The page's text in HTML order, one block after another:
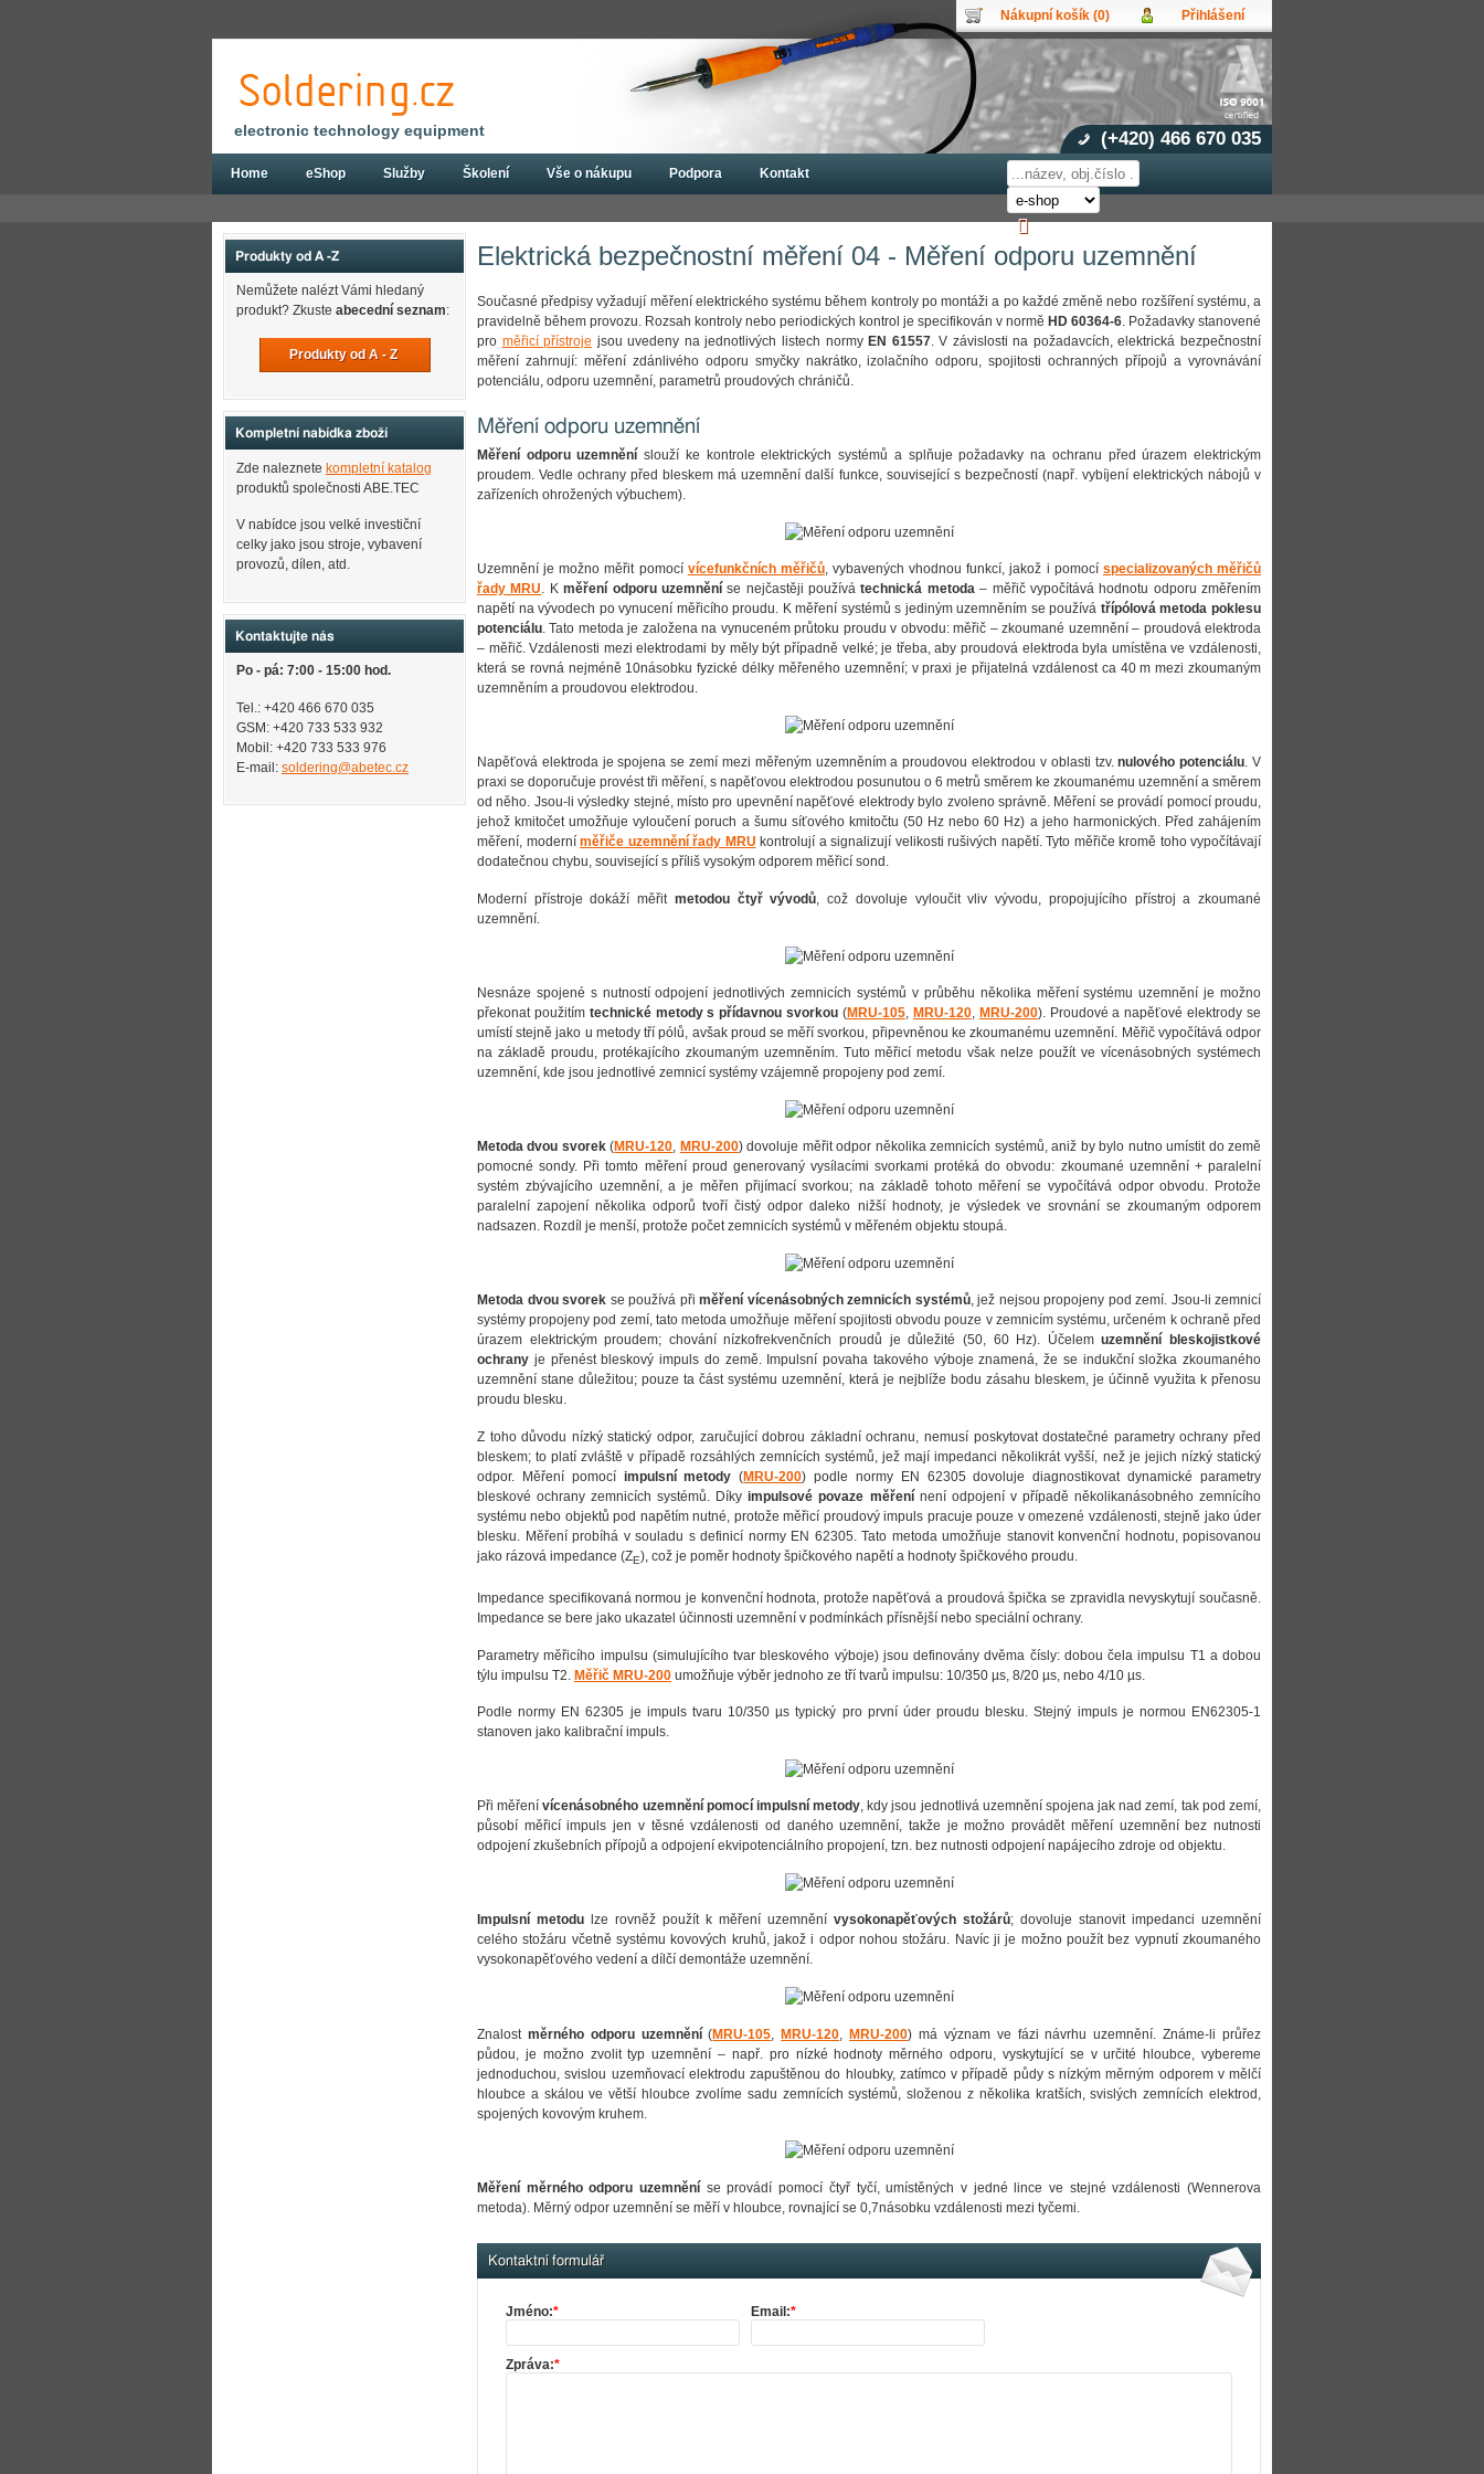
Elektrická bezpečnostní měření 04 - Měření odporu uzemnění
Současné předpisy vyžadují měření elektrického systému během kontroly po montáži a po každé změně nebo rozšíření systému, a
pravidelně během provozu. Rozsah kontroly nebo periodických kontrol je specifikován v normě HD 60364-6 . Požadavky stanovené
pro měřicí přístroje jsou uvedeny na jednotlivých listech normyEN 61557. V závislosti na požadavcích, elektrická bezpečnostní
měření zahrnují: měření zdánlivého odporu smyčky nakrátko, izolačního odporu, spojitosti ochranných přípojů a vyrovnávání
potenciálu, odporu uzemnění, parametrů proudových chráničů.
Měření odporu uzemnění
Měření odporu uzemnění slouží ke kontrole elektrických systémů a splňuje požadavky na ochranu před úrazem elektrickým
proudem. Vedle ochrany před bleskem má uzemnění další funkce, související s bezpečností (např. vybíjení elektrických nábojů v
zařízeních ohrožených výbuchem).
Uzemnění je možno měřit pomocí vícefunkčních měřičů, vybavených vhodnou funkcí, jakož i pomocí specializovaných měřičů
řady MRU. Kměření odporu uzemněníse nejčastěji používátechnická metoda– měřič vypočítává hodnotu odporu změřením
napětí na vývodech po vynucení měřicího proudu. K měření systémů s jediným uzemněním se používá třípólová metoda poklesu
potenciálu. Tato metoda je založena na vynuceném průtoku proudu v obvodu: měřič – zkoumané uzemnění – proudová elektroda
– měřič. Vzdálenosti mezi elektrodami by měly být případně velké; je třeba, aby proudová elektroda byla umístěna ve vzdálenosti,
která se rovná nejméně 10násobku fyzické délky měřeného uzemnění; v praxi je přijatelná vzdálenost ca 40 m mezi zkoumaným
uzemněním a proudovou elektrodou.
Napěťová elektroda je spojena se zemí mezi měřeným uzemněním a proudovou elektrodou v oblasti tzv.nulového potenciálu. V
praxi se doporučuje provést tři měření, s napěťovou elektrodou posunutou o 6 metrů směrem ke zkoumanému uzemnění a směrem
od něho. Jsou-li výsledky stejné, místo pro upevnění napěťové elektrody bylo zvoleno správně. Měření se provádí pomocí proudu,
jehož kmitočet umožňuje vyloučení poruch a šumu síťového kmitočtu (50 Hz nebo 60 Hz) a jeho harmonických. Před zahájením
měření, moderní měřiče uzemnění řady MRU kontrolují a signalizují velikosti rušivých napětí. Tyto měřiče kromě toho vypočítávají
dodatečnou chybu, související s příliš vysokým odporem měřicí sond.
Moderní přístroje dokáží měřit metodou čtyř vývodů, což dovoluje vyloučit vliv vývodu, propojujícího přístroj a zkoumané
uzemnění.
Nesnáze spojené s nutností odpojení jednotlivých zemnicích systémů v průběhu několika měření systému uzemnění je možno
překonat použitím technické metody s přídavnou svorkou (MRU-105, MRU-120, MRU-200). Proudové a napěťové elektrody se
umístí stejně jako u metody tří pólů, avšak proud se měří svorkou, připevněnou ke zkoumanému uzemnění. Měřič vypočítává odpor
na základě proudu, protékajícího zkoumaným uzemněním. Tuto měřicí metodu však nelze použít ve vícenásobných systémech
uzemnění, kde jsou jednotlivé zemnicí systémy vzájemně propojeny pod zemí.
Metoda dvou svorek(MRU-120, MRU-200) dovoluje měřit odpor několika zemnicích systémů, aniž by bylo nutno umístit do země
pomocné sondy. Při tomto měření proud generovaný vysílacími svorkami protéká do obvodu: zkoumané uzemnění + paralelní
systém zbývajícího uzemnění, a je měřen přijímací svorkou; na základě tohoto měření se vypočítává odpor obvodu. Protože
paralelní zapojení několika odporů tvoří čistý odpor daleko nižší hodnoty, je výsledek ve srovnání se zkoumaným odporem
nadsazen. Rozdíl je menší, protože počet zemnicích systémů v měřeném objektu stoupá.
Metoda dvou svorek se používá při měření vícenásobných zemnicích systémů, jež nejsou propojeny pod zemí. Jsou-li zemnicí
systémy propojeny pod zemí, tato metoda umožňuje měření spojitosti obvodu pouze v zemnicím systému, určeném k ochraně před
úrazem elektrickým proudem; chování nízkofrekvenčních proudů je důležité (50, 60 Hz). Účelemuzemnění bleskojistkové
ochrany je přenést bleskový impuls do země. Impulsní povaha takového výboje znamená, že se indukční složka zkoumaného
uzemnění stane důležitou; pouze ta část systému uzemnění, která je nejblíže bodu zásahu bleskem, je účinně využita k přenosu
proudu blesku.
Z toho důvodu nízký statický odpor, zaručující dobrou základní ochranu, nemusí poskytovat dostatečné parametry ochrany před
bleskem; to platí zvláště v případě rozsáhlých zemnících systémů, jež mají impedanci několikrát vyšší, než je jejich nízký statický
odpor. Měření pomocí impulsní metody (MRU-200) podle normy EN 62305 dovoluje diagnostikovat dynamické parametry
bleskové ochrany zemnicích systémů. Díkyimpulsové povaze měřenínení odpojení v případě několikanásobného zemnícího
systému nebo objektů pod napětím nutné, protože měřicí proudový impuls pracuje pouze v omezené vzdálenosti, stejně jako úder
blesku. Měření probíhá v souladu s definicí normy EN 62305. Tato metoda umožňuje stanovit konvenční hodnotu, popisovanou
jako rázová impedance (ZE), což je poměr hodnoty špičkového napětí a hodnoty špičkového proudu.
Impedance specifikovaná normou je konvenční hodnota, protože napěťová a proudová špička se zpravidla nevyskytují současně.
Impedance se bere jako ukazatel účinnosti uzemnění v podmínkách přísnější nebo speciální ochrany.
Parametry měřicího impulsu (simulujícího tvar bleskového výboje) jsou definovány dvěma čísly: dobou čela impulsu T1 a dobou
týlu impulsu T2. Měřič MRU-200 umožňuje výběr jednoho ze tří tvarů impulsu: 10/350 µs, 8/20 µs, nebo 4/10 µs.
Podle normy EN 62305 je impuls tvaru 10/350 µs typický pro první úder proudu blesku. Stejný impuls je normou EN62305-1
stanoven jako kalibrační impuls.
Při měřenívícenásobného uzemnění pomocí impulsní metody, kdy jsou jednotlivá uzemnění spojena jak nad zemí, tak pod zemí,
působí měřicí impuls jen v těsné vzdálenosti od daného uzemnění, takže je možno provádět měření uzemnění bez nutnosti
odpojení zkušebních přípojů a odpojení ekvipotenciálního propojení, tzn. bez nutnosti odpojení napájecího zdroje od objektu.
Impulsní metodu lze rovněž použít k měření uzemnění vysokonapěťových stožárů; dovoluje stanovit impedanci uzemnění
celého stožáru včetně systému kovových kruhů, jakož i odpor nohou stožáru. Navíc ji je možno použít bez vypnutí zkoumaného
vysokonapěťového vedení a dílčí demontáže uzemnění.
Znalost měrného odporu uzemnění(MRU-105 ,MRU-120 ,MRU-200) má význam ve fázi návrhu uzemnění. Známe-li průřez
půdou, je možno zvolit typ uzemnění – např. pro nízké hodnoty měrného odporu, vyskytující se v určité hloubce, vybereme
jednoduchou, svislou uzemňovací elektrodu zapuštěnou do hloubky, zatímco v případě půdy s nízkým měrným odporem v mělčí
hloubce a skálou ve větší hloubce zvolíme sadu zemnících systémů, složenou z několika kratších, svislých zemnících elektrod,
spojených kovovým kruhem.
Měření měrného odporu uzemnění se provádí pomocí čtyř tyčí, umístěných v jedné lince ve stejné vzdálenosti (Wennerova
metoda). Měrný odpor uzemnění se měří v hloubce, rovnající se 0,7násobku vzdálenosti mezi tyčemi.
Kontaktní formulář
Jméno:* Email:*
Zpráva:*
Produkty od A -Z
Nemůžete nalézt Vámi hledaný
produkt? Zkuste abecední seznam:
Produkty od A - Z
Kompletní nabídka zboží
Zde naleznete kompletní katalog
produktů společnosti ABE.TEC
V nabídce jsou velké investiční
celky jako jsou stroje, vybavení
provozů, dílen, atd.
Kontaktujte nás
Po - pá: 7:00 - 15:00 hod.
Tel.: +420 466 670 035
GSM: +420 733 533 932
Mobil: +420 733 533 976
E-mail: soldering@abetec.cz
electronic technology equipment (+420) 466 670 035
Nákupní košík (0)
Nákupní košík je prázdný!
Obsah košíku
Počet produktů:
Cena celkem:
0,00 CZK
Přihlášení
Uživatel:
Heslo:
Přihlásit
Zapoměli jste heslo?
Nová registrace
Home eShop Služby Školení Vše o nákupu Podpora Kontakt